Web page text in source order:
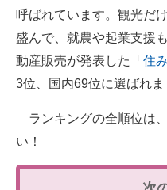
呼ばれています。観光だ
盛んで、就農や起業支援
動産販売が発表した「 住
3位、国内69位に選ばれま
ランキングの全順位は
い！